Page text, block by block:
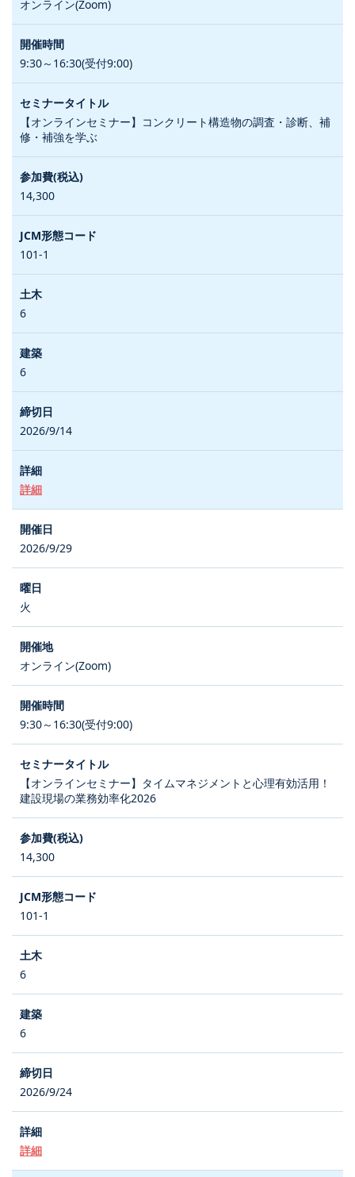
オンライン(Zoom)
9:30～16:30(受付9:00)
【オンラインセミナー】コンクリート構造物の調査・診断、補
修・補強を学ぶ
14,300
101-1
6
6
2026/9/14
詳細
2026/9/29
火
オンライン(Zoom)
9:30～16:30(受付9:00)
【オンラインセミナー】タイムマネジメントと心理有効活用！
建設現場の業務効率化2026
14,300
101-1
6
6
2026/9/24
詳細